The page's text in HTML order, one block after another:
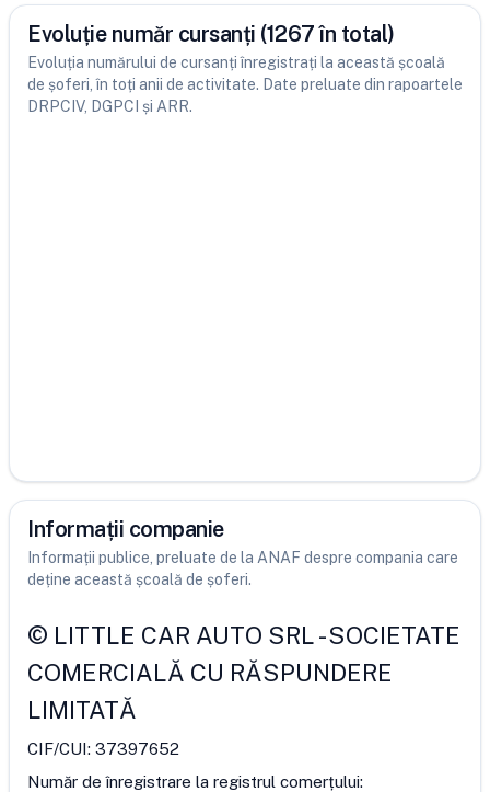
Evoluție număr cursanți (1267 în total)
Evoluția numărului de cursanți înregistrați la această școală
de șoferi, în toți anii de activitate. Date preluate din rapoartele
DRPCIV, DGPCI și ARR.
Informații companie
Informații publice, preluate de la ANAF despre compania care
deține această școală de șoferi.
© LITTLE CAR AUTO SRL-SOCIETATE
COMERCIALĂ CU RĂSPUNDERE
LIMITATĂ
CIF/CUI: 37397652
Număr de înregistrare la registrul comerțului: